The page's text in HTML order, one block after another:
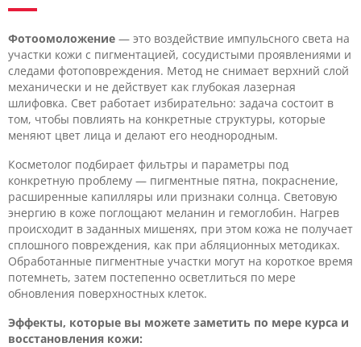
Фотоомоложение — это воздействие импульсного света на
участки кожи с пигментацией, сосудистыми проявлениями и
следами фотоповреждения. Метод не снимает верхний слой
механически и не действует как глубокая лазерная
шлифовка. Свет работает избирательно: задача состоит в
том, чтобы повлиять на конкретные структуры, которые
меняют цвет лица и делают его неоднородным.
Косметолог подбирает фильтры и параметры под
конкретную проблему — пигментные пятна, покраснение,
расширенные капилляры или признаки солнца. Световую
энергию в коже поглощают меланин и гемоглобин. Нагрев
происходит в заданных мишенях, при этом кожа не получает
сплошного повреждения, как при абляционных методиках.
Обработанные пигментные участки могут на короткое время
потемнеть, затем постепенно осветлиться по мере
обновления поверхностных клеток.
Эффекты, которые вы можете заметить по мере курса и
восстановления кожи: